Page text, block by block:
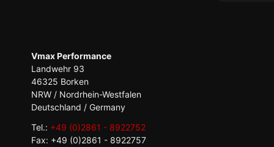
Vmax Performance
Landwehr 93
46325 Borken
NRW / Nordrhein-Westfalen
Deutschland / Germany
Tel.: +49 (0)2861 - 8922752
Fax: +49 (0)2861 - 8922757